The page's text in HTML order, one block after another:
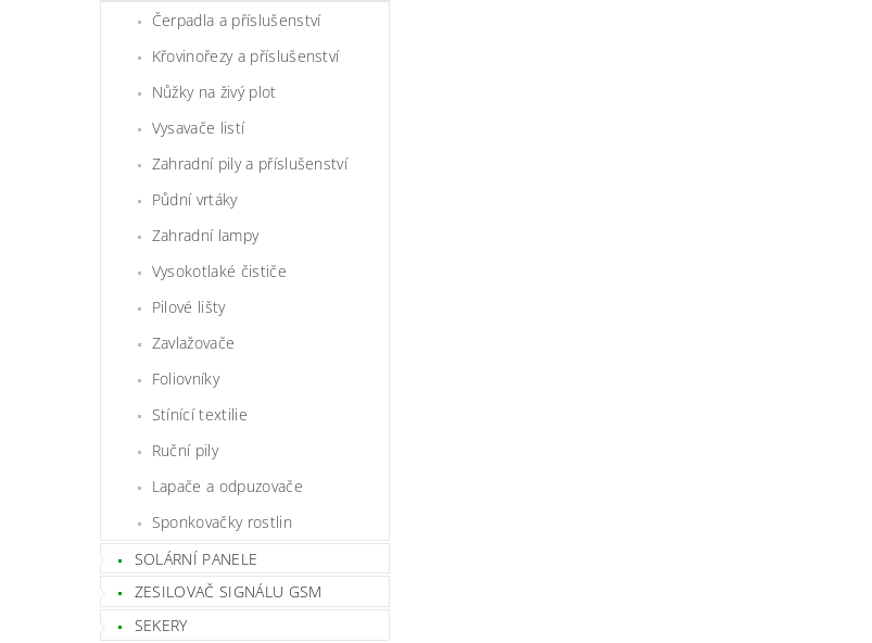
Čerpadla a příslušenství
Křovinořezy a příslušenství
Nůžky na živý plot
Vysavače listí
Zahradní pily a příslušenství
Půdní vrtáky
Zahradní lampy
Vysokotlaké čističe
Pilové lišty
Zavlažovače
Foliovníky
Stínící textilie
Ruční pily
Lapače a odpuzovače
Sponkovačky rostlin
SOLÁRNÍ PANELE
ZESILOVAČ SIGNÁLU GSM
SEKERY